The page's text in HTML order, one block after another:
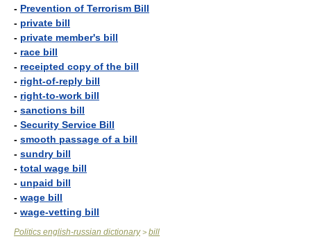
- Prevention of Terrorism Bill
- private bill
- private member's bill
- race bill
- receipted copy of the bill
- right-of-reply bill
- right-to-work bill
- sanctions bill
- Security Service Bill
- smooth passage of a bill
- sundry bill
- total wage bill
- unpaid bill
- wage bill
- wage-vetting bill
Politics english-russian dictionary> bill